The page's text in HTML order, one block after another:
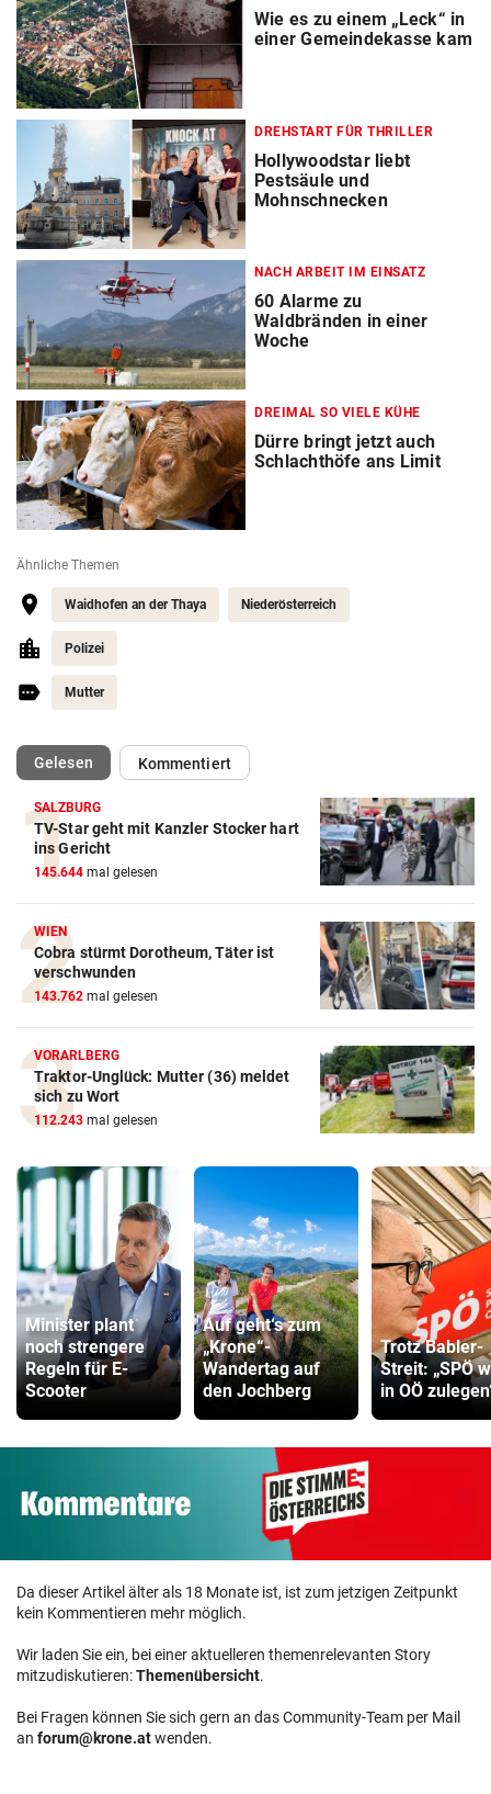
Wie es zu einem „Leck“ in
einer Gemeindekasse kam
DREHSTART FÜR THRILLER
Hollywoodstar liebt
Pestsäule und
Mohnschnecken
NACH ARBEIT IM EINSATZ
60 Alarme zu
Waldbränden in einer
Woche
DREIMAL SO VIELE KÜHE
Dürre bringt jetzt auch
Schlachthöfe ans Limit
Ähnliche Themen
Waidhofen an der Thaya Niederösterreich
Polizei
Mutter
Gelesen(ausgewählt)Kommentiert
SALZBURG
TV-Star geht mit Kanzler Stocker hart
ins Gericht
145.644 mal gelesen
WIEN
Cobra stürmt Dorotheum, Täter ist
verschwunden
143.762 mal gelesen
VORARLBERG
Traktor-Unglück: Mutter (36) meldet
sich zu Wort
112.243 mal gelesen
Minister plant
noch strengere
Regeln für E-
Scooter
Auf geht‘s zum
„Krone“-
Wandertag auf
den Jochberg
Trotz Babler-
Streit: „SPÖ
in OÖ
Da dieser Artikel älter als 18 Monate ist, ist zum jetzigen Zeitpunkt
kein Kommentieren mehr möglich.
Wir laden Sie ein, bei einer aktuelleren themenrelevanten Story
mitzudiskutieren:Themenübersicht.
Bei Fragen können Sie sich gern an das Community-Team per Mail
an forum@krone.atwenden.